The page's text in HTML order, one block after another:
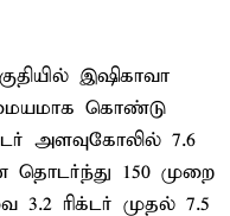
இஷிகாவா
கொண்டு
அளவுகோலில் 7.6
தொடர்ந்து 150 முறை
ரிக்டர் முதல் 7.5